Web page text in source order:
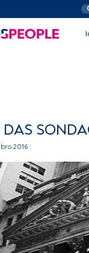
2016